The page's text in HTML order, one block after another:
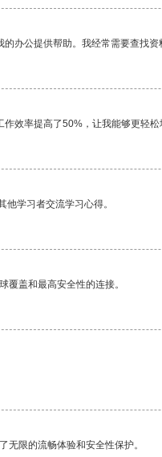
办公提供帮助。我经常需要查找
效率提高了50%，让我能够更轻松
学习者交流学习心得。
覆盖和最高安全性的连接。
无限的流畅体验和安全性保护。